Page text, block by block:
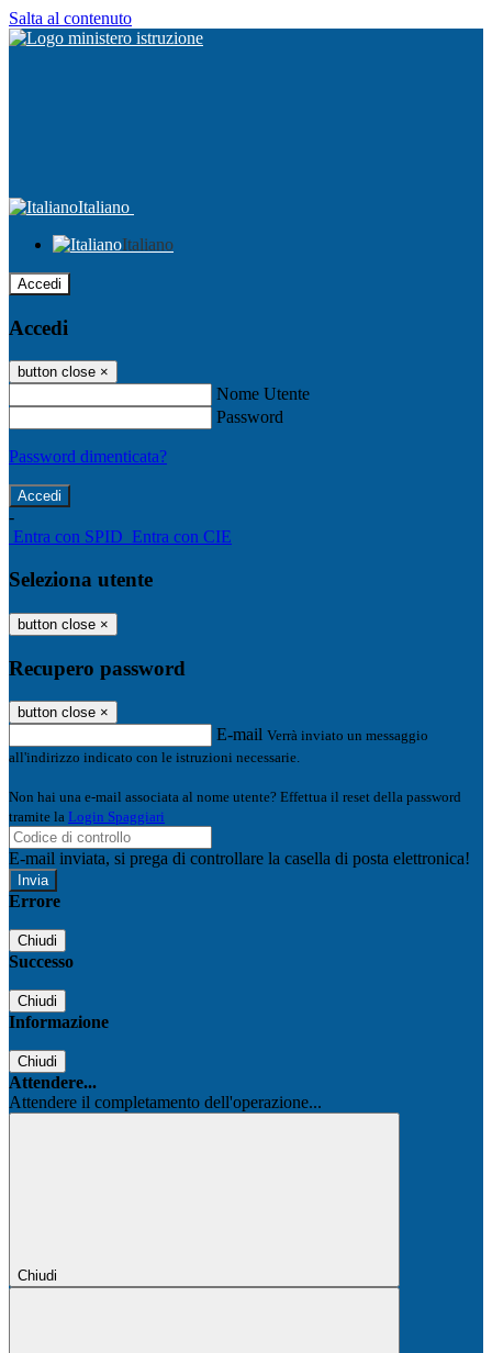
Salta al contenuto
Italiano
Italiano
Accedi
Accedi
button close ×
Nome Utente
Password
Password dimenticata?
-
Entra con SPID Entra con CIE
Seleziona utente
button close ×
Recupero password
button close ×
E-mail Verrà inviato un messaggio
all'indirizzo indicato con le istruzioni necessarie.
Non hai una e-mail associata al nome utente? Effettua il reset della password
tramite la Login Spaggiari
E-mail inviata, si prega di controllare la casella di posta elettronica!
Errore
Chiudi
Successo
Chiudi
Informazione
Chiudi
Attendere...
Attendere il completamento dell'operazione...
Chiudi